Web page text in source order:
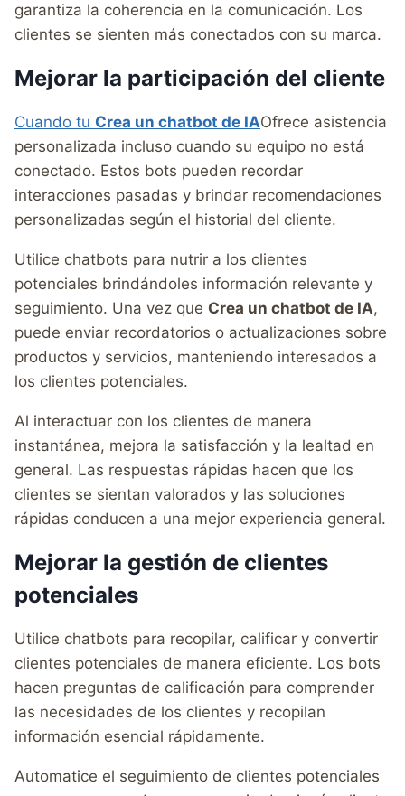
garantiza la coherencia en la comunicación. Los
clientes se sienten más conectados con su marca.
Mejorar la participación del cliente
Cuando tu Crea un chatbot de IAOfrece asistencia
personalizada incluso cuando su equipo no está
conectado. Estos bots pueden recordar
interacciones pasadas y brindar recomendaciones
personalizadas según el historial del cliente.
Utilice chatbots para nutrir a los clientes
potenciales brindándoles información relevante y
seguimiento. Una vez que Crea un chatbot de IA,
puede enviar recordatorios o actualizaciones sobre
productos y servicios, manteniendo interesados a
los clientes potenciales.
Al interactuar con los clientes de manera
instantánea, mejora la satisfacción y la lealtad en
general. Las respuestas rápidas hacen que los
clientes se sientan valorados y las soluciones
rápidas conducen a una mejor experiencia general.
Mejorar la gestión de clientes
potenciales
Utilice chatbots para recopilar, calificar y convertir
clientes potenciales de manera eficiente. Los bots
hacen preguntas de calificación para comprender
las necesidades de los clientes y recopilan
información esencial rápidamente.
Automatice el seguimiento de clientes potenciales